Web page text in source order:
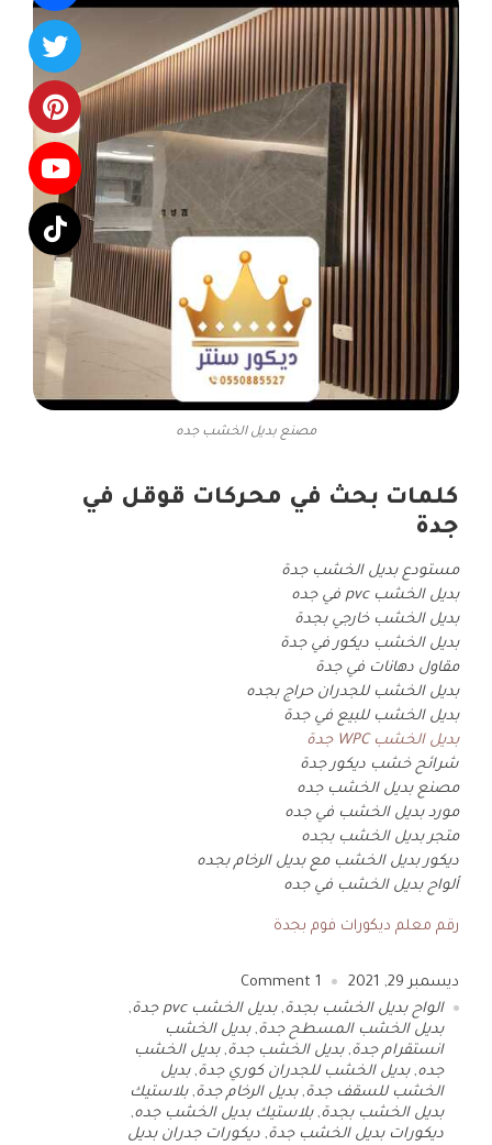
مصنع بديل الخشب جده
كلمات بحث في محركات قوقل في
جدة
مستودع بديل الخشب جدة
بديل الخشب pvc في جده
بديل الخشب خارجي بجدة
بديل الخشب ديكور في جدة
مقاول دهانات في جدة
بديل الخشب للجدران حراج بجده
بديل الخشب للبيع في جدة
بديل الخشب WPC جدة
شرائح خشب ديكور جدة
مصنع بديل الخشب جده
مورد بديل الخشب في جده
متجر بديل الخشب بجده
ديكور بديل الخشب مع بديل الرخام بجده
ألواح بديل الخشب في جده
رقم معلم ديكورات فوم بجدة
ديسمبر 29, 2021 1
الواح بديل الخشب بجدة,بديل الخشب pvc جدة
,
بديل الخشب المسطح جدة,بديل الخشب
انستقرام جدة,بديل الخشب جدة,بديل الخشب
جده,بديل الخشب للجدران كوري جدة,بديل
الخشب للسقف جدة,بديل الرخام جدة,بلاستيك
بديل الخشب بجدة,بلاستيك بديل الخشب جده,
ديكورات بديل الخشب جدة, ديكورات جدران بديل